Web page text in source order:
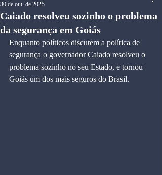
Caiado resolveu sozinho o problema
da segurança em Goiás
30 de out. de 2025
Enquanto políticos discutem a política de
segurança o governador Caiado resolveu o
problema sozinho no seu Estado, e tornou
Goiás um dos mais seguros do Brasil.